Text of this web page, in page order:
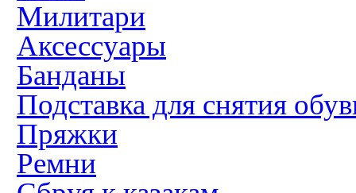
Милитари
Аксессуары
Банданы
Подставка для снятия
Пряжки
Ремни